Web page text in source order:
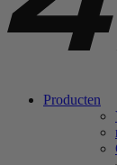
Producten